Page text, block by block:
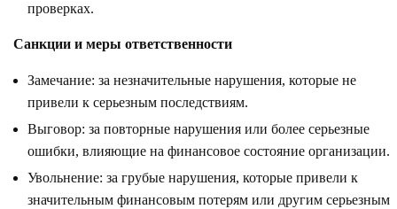
проверках.
Санкции и меры ответственности
Замечание: за незначительные нарушения, которые не
привели к серьезным последствиям.
Выговор: за повторные нарушения или более серьезные
ошибки, влияющие на финансовое состояние организации.
Увольнение: за грубые нарушения, которые привели к
значительным финансовым потерям или другим серьезным